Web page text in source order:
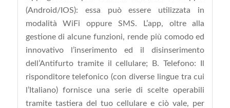
(Android/IOS): essa può essere utilizzata in
modalità WiFi oppure SMS. L’app, oltre alla
gestione di alcune funzioni, rende più comodo ed
innovativo l’inserimento ed il disinserimento
dell’Antifurto tramite il cellulare; B. Telefono: Il
risponditore telefonico (con diverse lingue tra cui
l’Italiano) fornisce una serie di scelte operabili
tramite tastiera del tuo cellulare e ciò vale, per